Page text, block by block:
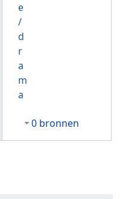
e
/
d
r
a
m
a
0 bronnen